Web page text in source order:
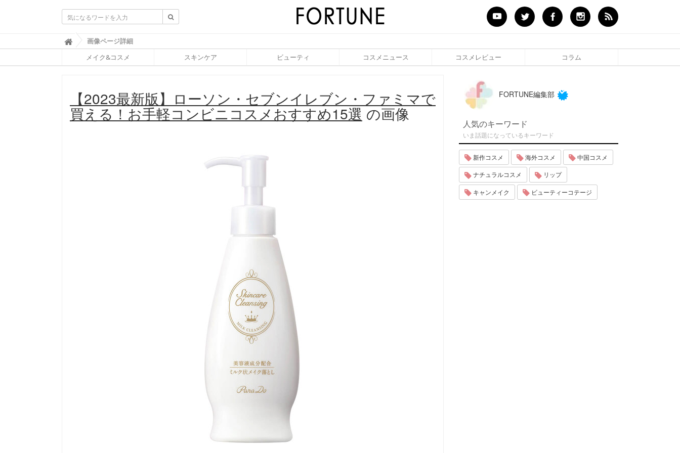
ふ
ぉ
ち
F
O
R
画像ページ詳細
メイク&コスメ スキンケア ビューティ コスメニュース コスメレビュー コラム
【2023最新版】ローソン・セブンイレブン・ファミマで
買える！お手軽コンビニコスメおすすめ15選 の画像
FORTUNE編集部
人気のキーワード
いま話題になっているキーワード
新作コスメ 海外コスメ 中国コスメ
ナチュラルコスメ リップ
キャンメイク ビューティーコテージ